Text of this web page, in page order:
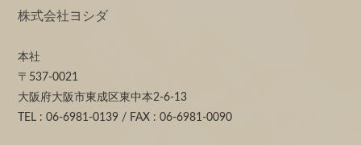
株式会社ヨシダ
本社
〒537-0021
大阪府大阪市東成区東中本2-6-13
TEL : 06-6981-0139 / FAX : 06-6981-0090